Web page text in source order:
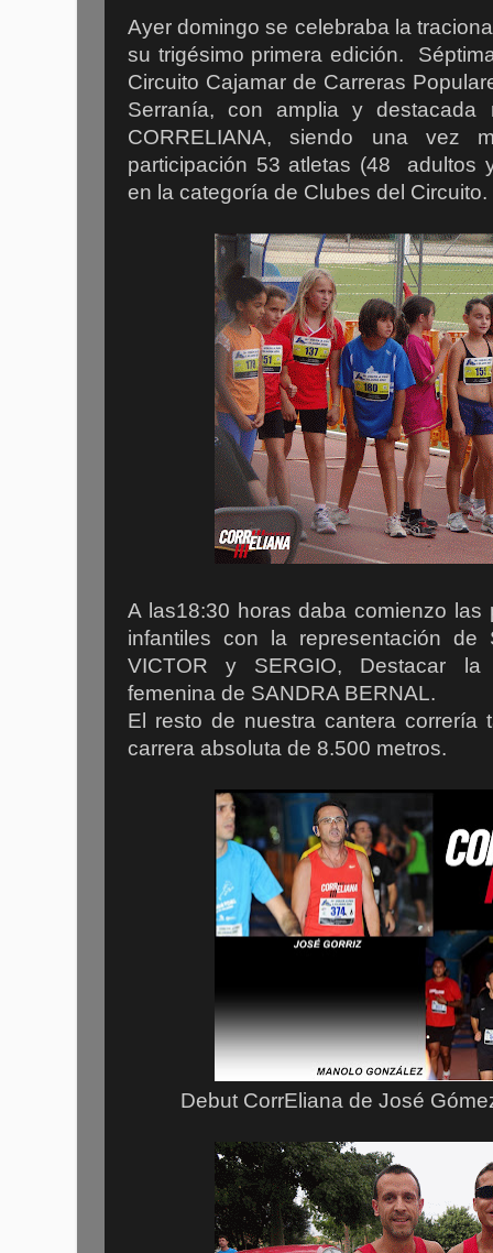
Ayer domingo se celebraba la
su trigésimo primera edición.
Circuito Cajamar de Carreras
Serranía, con amplia y
CORRELIANA, siendo una vez
participación 53 atletas (48 adultos
en la categoría de Clubes del Circuito.
A las18:30 horas daba comienzo
infantiles con la representación de
VICTOR y SERGIO, Destacar la
femenina de SANDRA BERNAL.
El resto de nuestra cantera correría
carrera absoluta de 8.500 metros.
Debut CorrEliana de José